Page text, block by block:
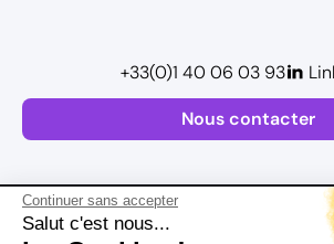
Continuer sans accepter
Salut c'est nous...
Nous contacter
+33(0)1 40 06 03 93